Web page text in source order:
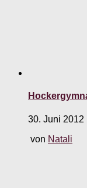
30. Juni 2012
von Natali